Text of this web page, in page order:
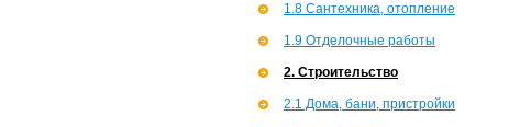
1.8 Сантехника, отопление
1.9 Отделочные работы
2. Строительство
2.1 Дома, бани, пристройки